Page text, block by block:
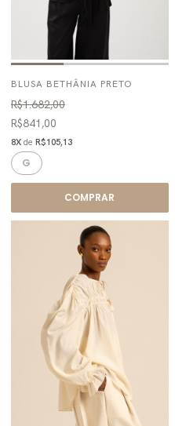
BLUSA BETHÂNIA PRETO
R$1.682,00
R$841,00
8X de R$105,13
G
COMPRAR